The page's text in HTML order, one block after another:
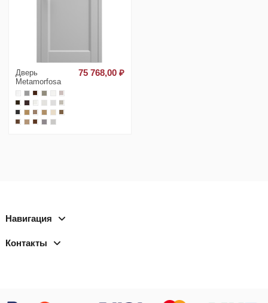
Дверь
Metamorfosa
75 768,00 ₽
Навигация
Контакты